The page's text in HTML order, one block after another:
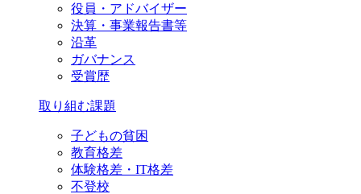
役員・アドバイザー
決算・事業報告書等
沿革
ガバナンス
受賞歴
取り組む課題
子どもの貧困
教育格差
体験格差・IT格差
不登校